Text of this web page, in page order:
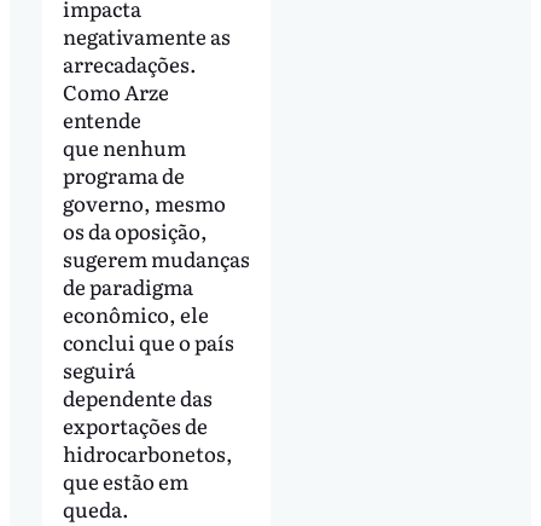
impacta
negativamente as
arrecadações.
Como Arze
entende
que nenhum
programa de
governo, mesmo
os da oposição,
sugerem mudanças
de paradigma
econômico, ele
conclui que o país
seguirá
dependente das
exportações de
hidrocarbonetos,
que estão em
queda.